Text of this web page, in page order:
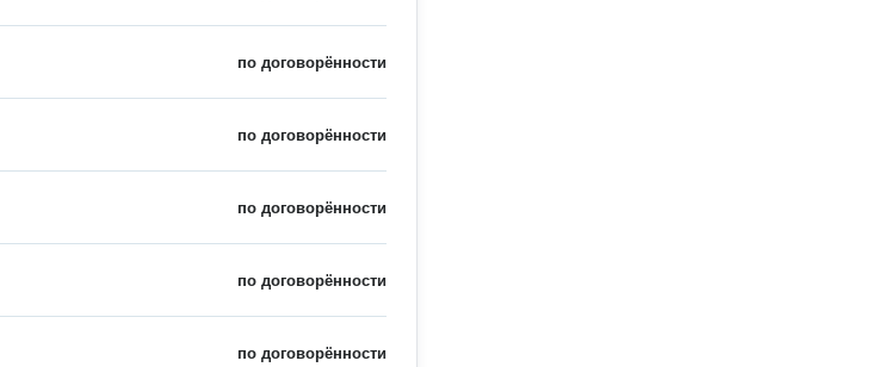
по договорённости
по договорённости
по договорённости
по договорённости
по договорённости